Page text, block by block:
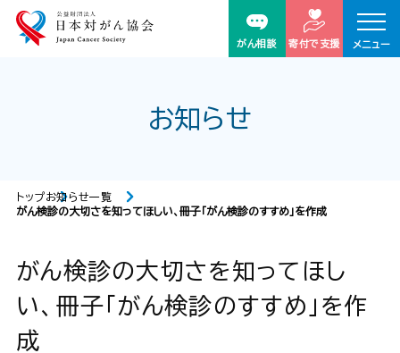
がん相談 寄付で支援 メニュー
お知らせ
トップお知らせ一覧
がん検診の大切さを知ってほしい、冊子「がん検診のすすめ」を作成
がん検診の大切さを知ってほし
い、冊子「がん検診のすすめ」を作
成